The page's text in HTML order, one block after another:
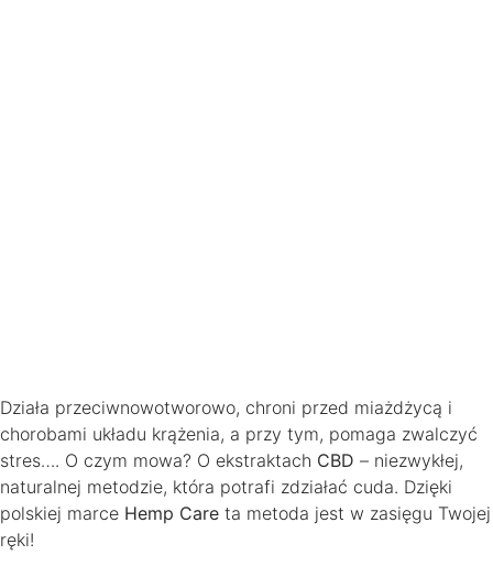
Działa przeciwnowotworowo, chroni przed miażdżycą i
chorobami układu krążenia, a przy tym, pomaga zwalczyć
stres…. O czym mowa? O ekstraktach CBD – niezwykłej,
naturalnej metodzie, która potrafi zdziałać cuda. Dzięki
polskiej marce Hemp Care ta metoda jest w zasięgu Twojej
ręki!